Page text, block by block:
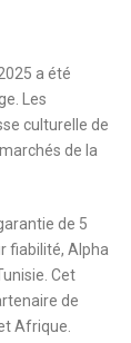
a été
Les
culturelle de
de la
de 5
fiabilité, Alpha
Cet
de
Afrique.